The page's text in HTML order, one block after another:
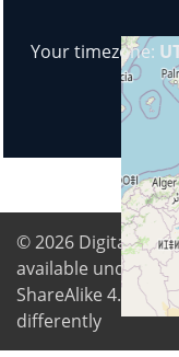
Your timezone:
© 2026 Digital
available under
ShareAlike 4.0
differently